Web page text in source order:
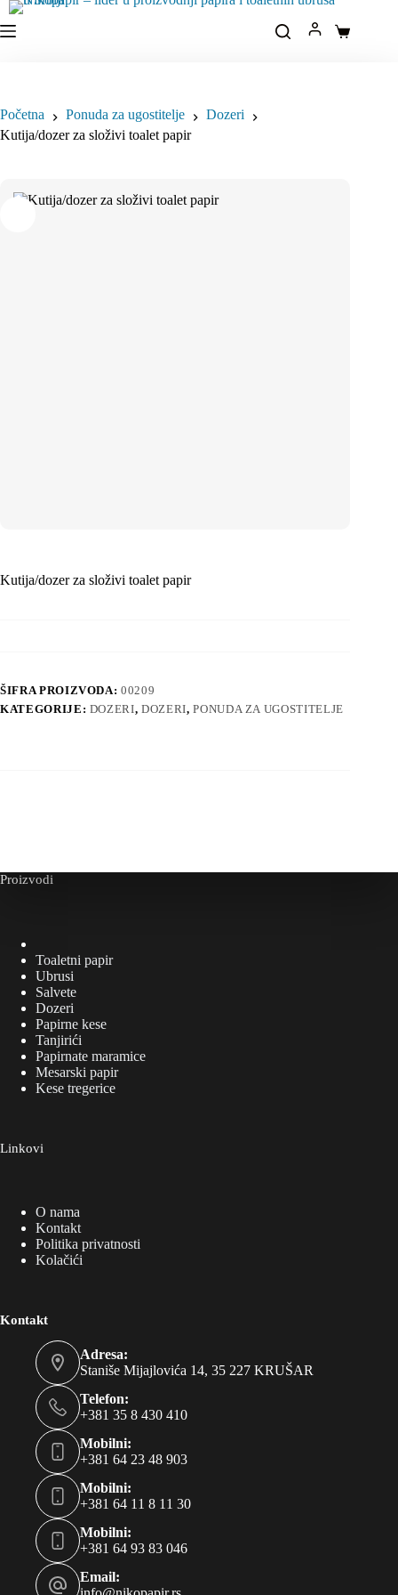
Idi
na
sadržaj
Korpa
Početna Ponuda za ugostitelje
Dozeri
Kutija/dozer za složivi toalet papir
Kutija/dozer za složivi toalet papir
ŠIFRA PROIZVODA:00209
KATEGORIJE: DOZERI,DOZERI,PONUDA ZA UGOSTITELJE
Proizvodi
Toaletni papir
Ubrusi
Salvete
Dozeri
Papirne kese
Tanjirići
Papirnate maramice
Mesarski papir
Kese tregerice
Linkovi
O nama
Kontakt
Politika privatnosti
Kolačići
Kontakt
Adresa:
Staniše Mijajlovića 14, 35 227 KRUŠAR
Telefon:
+381 35 8 430 410
Mobilni:
+381 64 23 48 903
Mobilni:
+381 64 11 8 11 30
Mobilni:
+381 64 93 83 046
Email: